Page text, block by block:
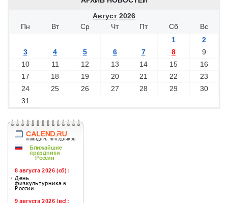
Август 2026
Пн
Вт Ср Чт Пт Сб
Вс
1
2
3
4 5 6 7 8
9
10
11 12 13 14 15
16
17
18 19 20 21 22
23
24
25 26 27 28 29
30
31